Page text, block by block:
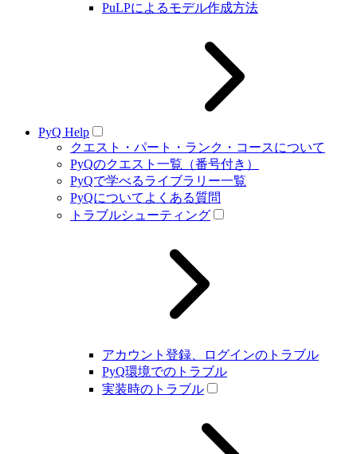
PuLPによるモデル作成方法
PyQ Help
クエスト・パート・ランク・コースについて
PyQのクエスト一覧（番号付き）
PyQで学べるライブラリー一覧
PyQについてよくある質問
トラブルシューティング
アカウント登録、ログインのトラブル
PyQ環境でのトラブル
実装時のトラブル